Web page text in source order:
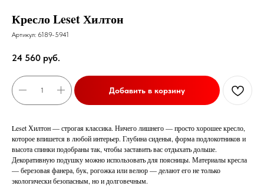
Кресло Leset Хилтон
Артикул: 6189-5941
24 560 руб.
Добавить в корзину
Leset Хилтон — строгая классика. Ничего лишнего — просто хорошее кресло,
которое впишется в любой интерьер. Глубина сиденья, форма подлокотников и
высота спинки подобраны так, чтобы заставить вас отдыхать дольше.
Декоративную подушку можно использовать для поясницы. Материалы кресла
— березовая фанера, бук, рогожка или велюр — делают его не только
экологически безопасным, но и долговечным.